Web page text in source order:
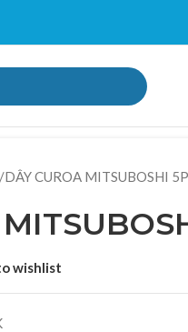
DÂY CUROA MITSUBOSHI
wishlist